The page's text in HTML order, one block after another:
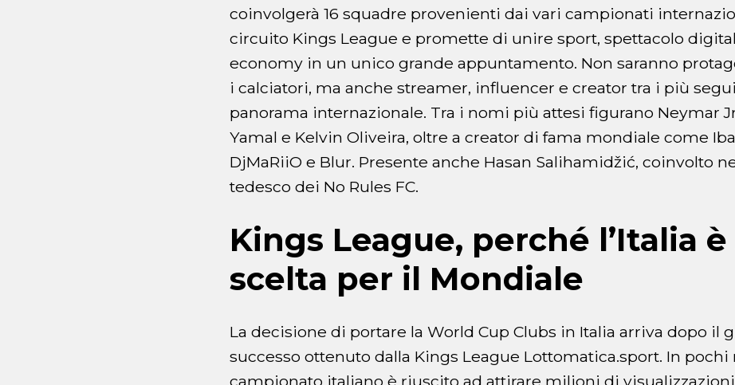
coinvolgerà 16 squadre provenienti dai vari campionati
circuito Kings League e promette di unire sport, spettacolo
economy in un unico grande appuntamento. Non saranno
i calciatori, ma anche streamer, influencer e creator tra i più
panorama internazionale. Tra i nomi più attesi figurano Neymar
Yamal e Kelvin Oliveira, oltre a creator di fama mondiale come
DjMaRiiO e Blur. Presente anche Hasan Salihamidžić, coinvolto
tedesco dei No Rules FC.
Kings League, perché l’Italia
scelta per il Mondiale
La decisione di portare la World Cup Clubs in Italia arriva dopo il
successo ottenuto dalla Kings League Lottomatica.sport. In pochi
campionato italiano è riuscito ad attirare milioni di